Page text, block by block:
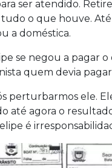
ser atendido.
o que houve.
a doméstica.
se negou a pagar
quem devia
perturbarmos ele.
até agora o
é